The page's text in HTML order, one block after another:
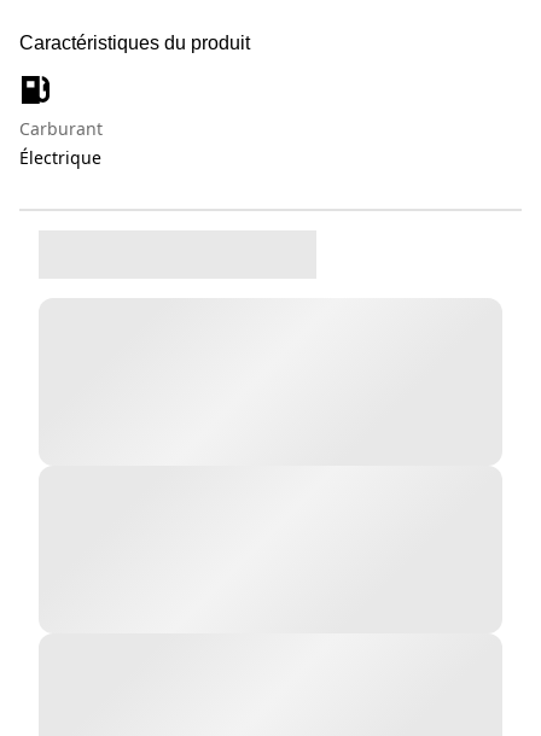
Caractéristiques du produit
Carburant
Électrique